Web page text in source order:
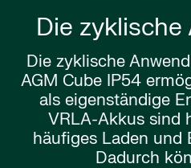
Die
Die zyklische
AGM Cube IP54
als eigenständige
VRLA-Akkus sind
häufiges Laden und
Dadurch